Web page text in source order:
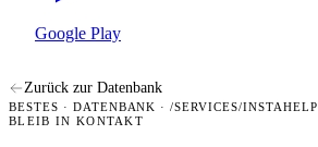
Google Play
Zurück zur Datenbank
BESTES · DATENBANK · /SERVICES/INSTAHELP
BLEIB IN KONTAKT